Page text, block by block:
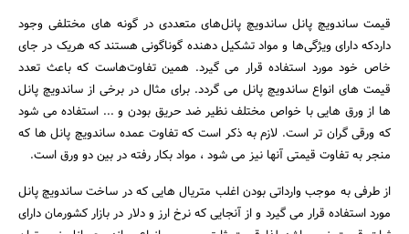
قیمت ساندویچ پانل ساندویچ پانل‌های متعددی در گونه های مختلفی وجود
داردکه دارای ویژگی‌ها و مواد تشکیل دهنده گوناگونی هستند که هریک در جای
خاص خود مورد استفاده قرار می گیرد. همین تفاوت‌هاست که باعث تعدد
قیمت های انواع ساندویچ پانل می گردد. برای مثال در برخی از ساندویچ پانل
ها از ورق هایی با خواص مختلف نظیر ضد حریق بودن و ... استفاده می شود
که ورقی گران تر است. لازم به ذکر است که تفاوت عمده ساندویچ پانل ها که
منجر به تفاوت قیمتی آنها نیز می شود ، مواد بکار رفته در بین دو ورق است.
از طرفی به موجب وارداتی بودن اغلب متریال هایی که در ساخت ساندویچ پانل
مورد استفاده قرار می گیرد و از آنجایی که نرخ ارز و دلار در بازار کشورمان دارای